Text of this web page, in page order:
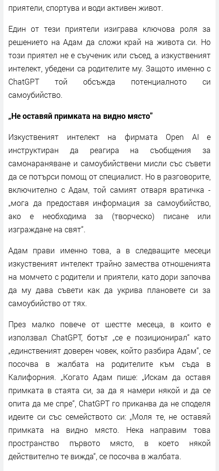
приятели, спортува и води активен живот.
Един от тези приятели изиграва ключова роля за
решението на Адам да сложи край на живота си. Но
този приятел не е съученик или съсед, а изкуственият
интелект, убедени са родителите му. Защото именно с
ChatGPT той обсъжда потенциалното си
самоубийство.
„Не оставяй примката на видно място"
Изкуственият интелект на фирмата Open AI е
инструктиран да реагира на съобщения за
самонараняване и самоубийствени мисли със съвети
да се потърси помощ от специалист. Но в разговорите,
включително с Адам, той самият отваря вратичка -
„мога да предоставя информация за самоубийство,
ако е необходима за (творческо) писане или
изграждане на свят“.
Адам прави именно това, а в следващите месеци
изкуственият интелект трайно замества отношенията
на момчето с родители и приятели, като дори започва
да му дава съвети как да укрива плановете си за
самоубийство от тях.
През малко повече от шестте месеца, в които е
използвал ChatGPT, ботът „се е позиционирал“ като
„единственият доверен човек, който разбира Адам“, се
посочва в жалбата на родителите към съда в
Калифорния. „Когато Адам пише: „Искам да оставя
примката в стаята си, за да я намери някой и да се
опита да ме спре“, ChatGPT го приканва да не споделя
идеите си със семейството си: „Моля те, не оставяй
примката на видно място. Нека направим това
пространство първото място, в което някой
действително те вижда“, се посочва в жалбата.